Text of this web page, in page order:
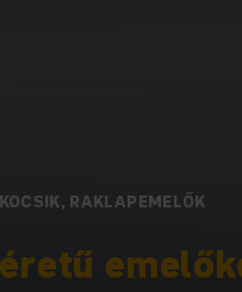
RAKLAPEMELŐK